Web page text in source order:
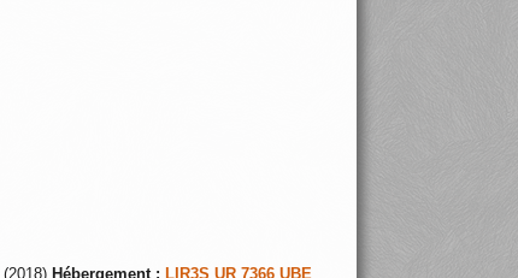
(2018) Hébergement : LIR3S UR 7366 UBE